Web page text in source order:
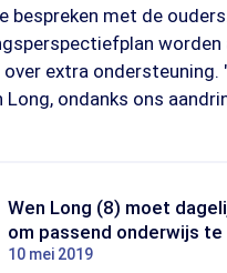
bespreken met de
worden
extra ondersteuning.
Long, ondanks ons
Wen Long (8) moet
om passend onderwijs te
10 mei 2019